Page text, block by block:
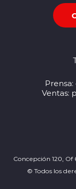
Ventas:
Concepción 120,
© Todos los